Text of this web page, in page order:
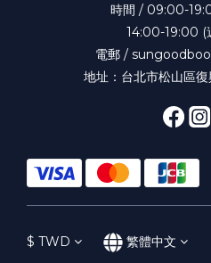
時間 / 09:00-
14:00-19:00 (
電郵 /
地址：台北市松山區
$ TWD 繁體中文